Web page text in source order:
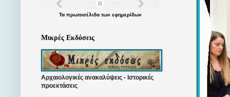
Τα πρωτοσέλιδατων εφημερίδων
Μικρές Εκδόσεις
Αρχαιολογικές ανακαλύψεις - Ιστορικές
προεκτάσεις